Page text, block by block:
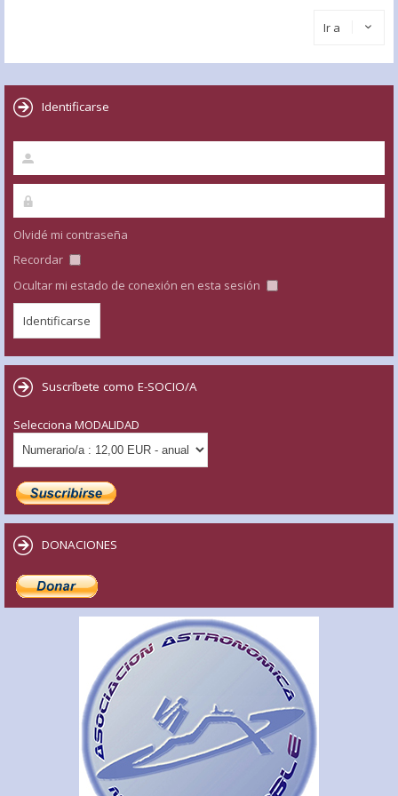
Ir a
Identificarse
Olvidé mi contraseña
Recordar
Ocultar mi estado de conexión en esta sesión
Suscríbete como E-SOCIO/A
Selecciona MODALIDAD
DONACIONES